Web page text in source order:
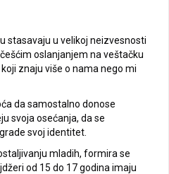
stasavaju u velikoj neizvesnosti
oslanjanjem na veštačku
znaju više o nama nego mi
da samostalno donose
svoja osećanja, da se
svoj identitet.
mladih, formira se
od 15 do 17 godina imaju